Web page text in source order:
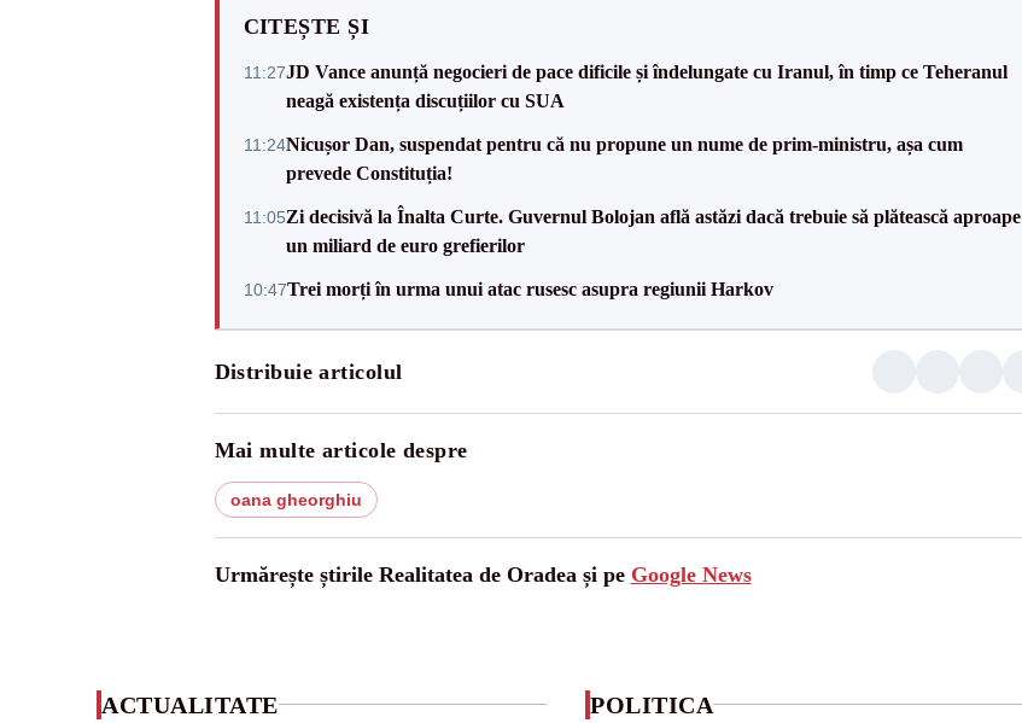
CITEȘTE ȘI
11:27JD Vance anunță negocieri de pace dificile și îndelungate cu Iranul, în timp ce Teheranul
neagă existența discuțiilor cu SUA
11:24Nicușor Dan, suspendat pentru că nu propune un nume de prim-ministru, așa cum
prevede Constituția!
11:05Zi decisivă la Înalta Curte. Guvernul Bolojan află astăzi dacă trebuie să plătească aproape
un miliard de euro grefierilor
10:47Trei morți în urma unui atac rusesc asupra regiunii Harkov
Distribuie articolul
Mai multe articole despre
oana gheorghiu
Urmărește știrile Realitatea de Oradea și pe Google News
ACTUALITATE POLITICA